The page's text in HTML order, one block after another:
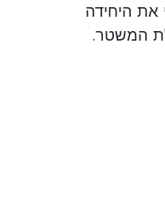
את היחידה
המשטר.